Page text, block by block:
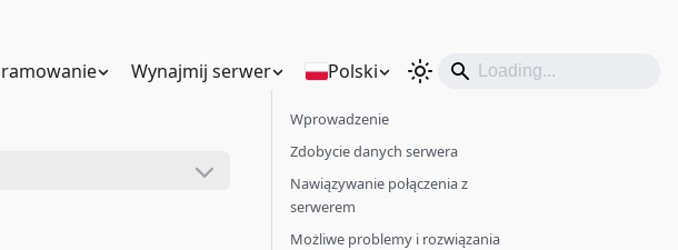
Wynajmij serwer Polski
Wprowadzenie
Zdobycie danych serwera
Nawiązywanie połączenia z
serwerem
Możliwe problemy i rozwiązania